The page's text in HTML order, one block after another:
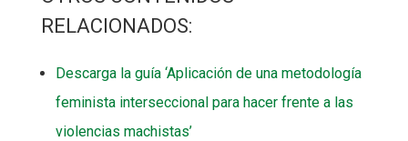
RELACIONADOS:
Descarga la guía ‘Aplicación de una metodología
feminista interseccional para hacer frente a las
violencias machistas’